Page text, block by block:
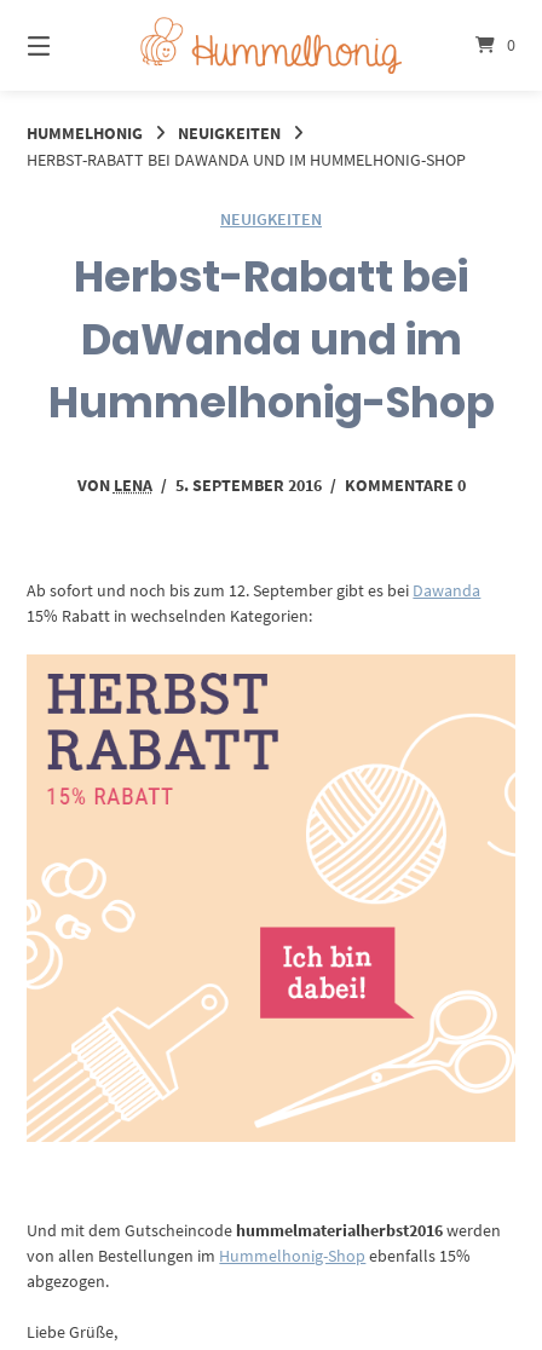
zum
Inhalt
0
HUMMELHONIG
NEUIGKEITEN
HERBST-RABATT BEI DAWANDA UND IM HUMMELHONIG-SHOP
NEUIGKEITEN
Herbst-Rabatt bei
DaWanda und im
Hummelhonig-Shop
VON LENA / 5. SEPTEMBER 2016 / KOMMENTARE 0
Ab sofort und noch bis zum 12. September gibt es bei Dawanda
15% Rabatt in wechselnden Kategorien:
Und mit dem Gutscheincode hummelmaterialherbst2016werden
von allen Bestellungen im Hummelhonig-Shop ebenfalls 15%
abgezogen.
Liebe Grüße,